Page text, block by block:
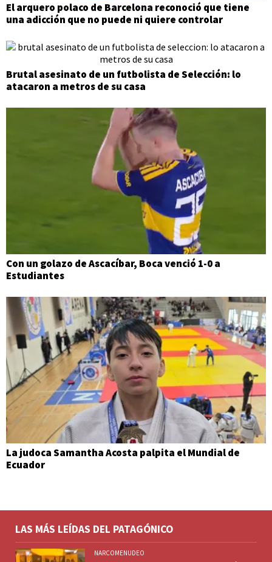
El arquero polaco de Barcelona reconoció que tiene
una adicción que no puede ni quiere controlar
Brutal asesinato de un futbolista de Selección: lo
atacaron a metros de su casa
Con un golazo de Ascacíbar, Boca venció 1-0 a
Estudiantes
La judoca Samantha Acosta palpita el Mundial de
Ecuador
LAS MÁS LEÍDAS DEL PATAGÓNICO
NARCOMENUDEO